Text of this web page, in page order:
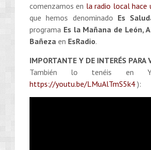
comenzamos en la radio local hace
que hemos denominado Es
programa Es la Mañana de León,
Bañeza en EsRadio.
IMPORTANTE Y DE INTERÉS PARA
También lo tenéis en
https://youtu.be/LMuAlTmS5k4):